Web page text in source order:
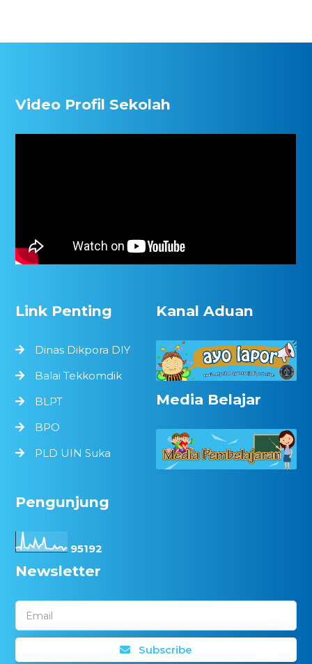
Video Profil Sekolah
Link Penting
Dinas Dikpora DIY
Balai Tekkomdik
BLPT
BPO
PLD UIN Suka
Kanal Aduan
Media Belajar
Pengunjung
95192
Newsletter
Email
Subscribe